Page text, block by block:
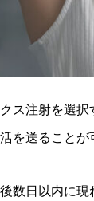
ス注射を選
を送ることが
数日以内に